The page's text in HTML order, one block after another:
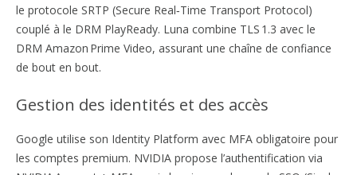
le protocole SRTP (Secure Real‑Time Transport Protocol)
couplé à le DRM PlayReady. Luna combine TLS 1.3 avec le
DRM Amazon Prime Video, assurant une chaîne de confiance
de bout en bout.
Gestion des identités et des accès
Google utilise son Identity Platform avec MFA obligatoire pour
les comptes premium. NVIDIA propose l’authentification via